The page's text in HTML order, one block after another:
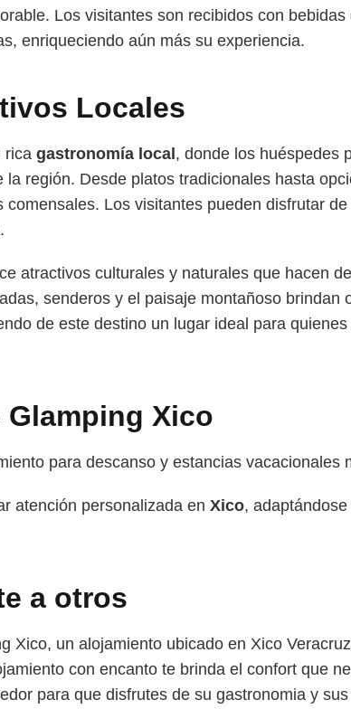
Los visitantes son recibidos con
enriqueciendo aún más su experiencia.
Locales
rica gastronomía local, donde los huéspedes
región. Desde platos tradicionales hasta
Los visitantes pueden disfrutar
atractivos culturales y naturales que hacen de
senderos y el paisaje montañoso brindan
de este destino un lugar ideal para
Xico
para descanso y estancias vacacionales
atención personalizada en Xico,
a otros
Xico, un alojamiento ubicado en Xico
con encanto te brinda el confort que
para que disfrutes de su gastronomia y